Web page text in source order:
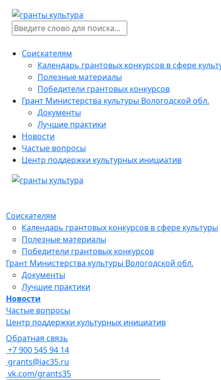
Соискателям
Календарь грантовых конкурсов в сфере
Полезные материалы
Победители грантовых конкурсов
Грант Министерства культуры Вологодской обл.
Документы
Лучшие практики
Новости
Частые вопросы
Центр поддержки культурных инициатив
Соискателям
Календарь грантовых конкурсов в сфере культуры
Полезные материалы
Победители грантовых конкурсов
Грант Министерства культуры Вологодской обл.
Документы
Лучшие практики
Новости
Частые вопросы
Центр поддержки культурных инициатив
Обратная связь
+7 900 545 94 14
grants@iac35.ru
vk.com/grants35